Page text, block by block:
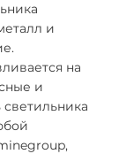
и
на
и